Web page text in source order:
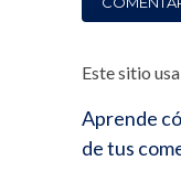
Este sitio
Aprende
de tus